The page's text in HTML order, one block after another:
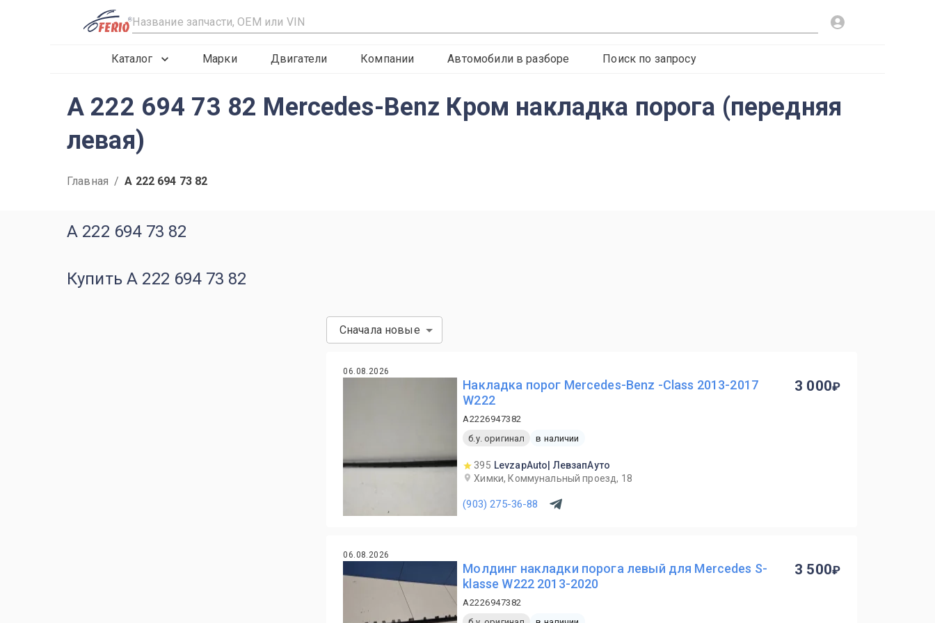
R
Каталог Марки Двигатели Компании Автомобили в разборе Поиск по запросу
A 222 694 73 82 Mercedes-Benz Кром накладка порога (передняя
левая)
Главная / A 222 694 73 82
A 222 694 73 82
Купить A 222 694 73 82
Сначала новые
06.08.2026
Накладка порог Mercedes-Benz -Class 2013-2017
W222
A2226947382
б.у. оригинал
в наличии
395 LevzapAuto| ЛевзапАуто
Химки, Коммунальный проезд, 18
(903) 275-36-88
3 000
06.08.2026
Молдинг накладки порога левый для Mercedes S-
klasse W222 2013-2020
A2226947382
3 500